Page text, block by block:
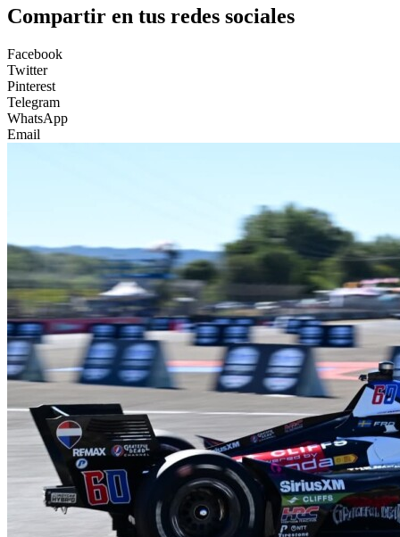
Compartir en tus redes sociales
Facebook
Twitter
Pinterest
Telegram
WhatsApp
Email